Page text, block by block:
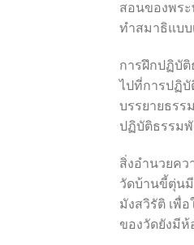
สอนของพระ
ทำสมาธิแบ
การฝึกปฏิบัติ
ไปที่การปฏิบั
บรรยายธรร
ปฏิบัติธรรม
สิ่งอำนวยคว
วัดบ้านขี้ตุ่น
มังสวิรัติ เพื่
ของวัดยังมีห้